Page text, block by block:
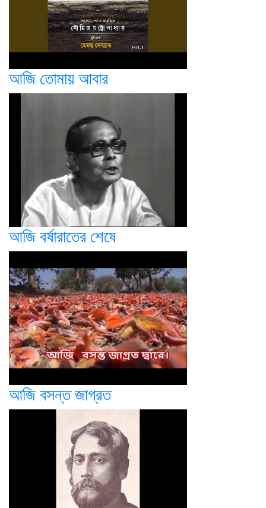
আজি তোমায় আবার
আজি বর্ষারাতের শেষে
আজি বসন্ত জাগ্রত